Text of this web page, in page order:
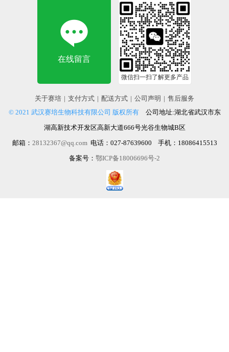
在线留言
微信扫一扫了解更多产品
关于赛培 | 支付方式 | 配送方式 | 公司声明 | 售后服务
© 2021 武汉赛培生物科技有限公司 版权所有公司地址:湖北省武汉市东
湖高新技术开发区高新大道666号光谷生物城B区
邮箱： 28132367@qq.com 电话：027-87639600 手机：18086415513
备案号： 鄂ICP备18006696号-2